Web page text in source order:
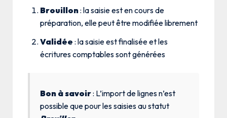
Brouillon: la saisie est en cours de
préparation, elle peut être modifiée librement
Validée : la saisie est finalisée et les
écritures comptables sont générées
Bon à savoir: L’import de lignes n’est
possible que pour les saisies au statut